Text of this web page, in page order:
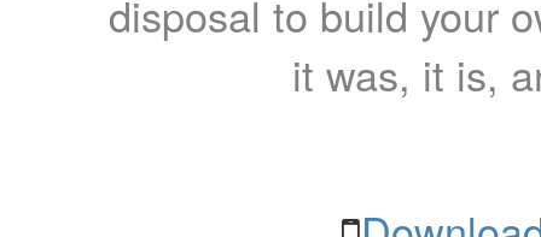
disposal to build your
it was, it is,